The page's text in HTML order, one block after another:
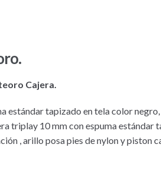
Cajera.
estándar tapizado en tela color
triplay 10 mm con espuma estándar
, arillo posa pies de nylon y piston